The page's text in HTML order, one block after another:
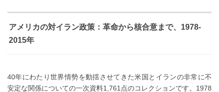
アメリカの対イラン政策：革命から核合意まで、1978-
2015年
40年にわたり世界情勢を動揺させてきた米国とイランの非常に不
安定な関係についての一次資料1,761点のコレクションです。1978